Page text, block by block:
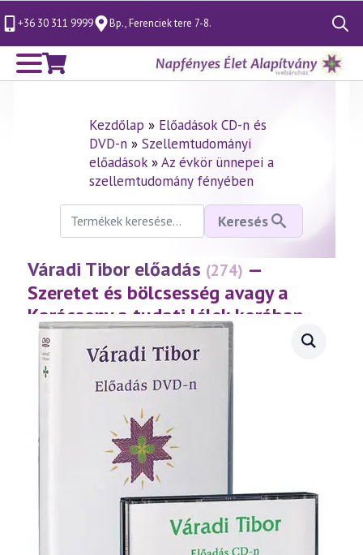
+36 30 311 9999 Bp., Ferenciek tere 7-8.
Search
for:
Kezdőlap » Előadások CD-n és
DVD-n» Szellemtudományi
előadások»Az évkör ünnepei a
szellemtudomány fényében
Keresés
következőre:
Keresés
Váradi Tibor előadás (274) —
Szeretet és bölcsesség avagy a
Karácsony a tudati lélek korában
(2002.12.13.)